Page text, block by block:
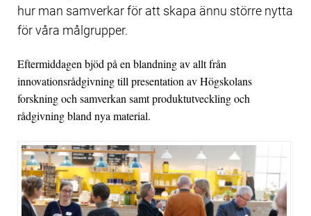
hur man samverkar för att skapa ännu större nytta
för våra målgrupper.
Eftermiddagen bjöd på en blandning av allt från
innovationsrådgivning till presentation av Högskolans
forskning och samverkan samt produktutveckling och
rådgivning bland nya material.